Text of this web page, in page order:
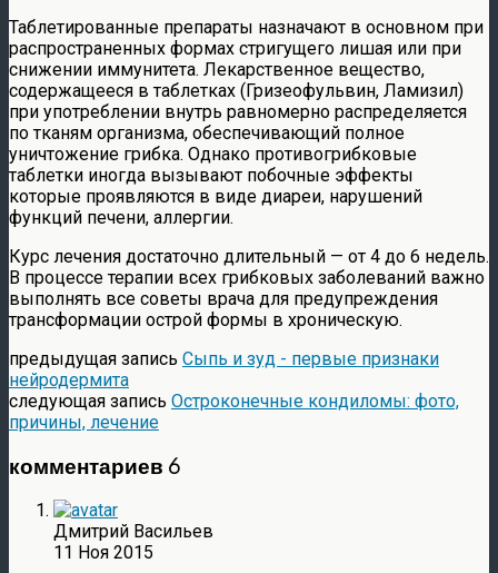
Таблетированные препараты назначают в основном при
распространенных формах стригущего лишая или при
снижении иммунитета. Лекарственное вещество,
содержащееся в таблетках (Гризеофульвин, Ламизил)
при употреблении внутрь равномерно распределяется
по тканям организма, обеспечивающий полное
уничтожение грибка. Однако противогрибковые
таблетки иногда вызывают побочные эффекты
которые проявляются в виде диареи, нарушений
функций печени, аллергии.
Курс лечения достаточно длительный — от 4 до 6 недель.
В процессе терапии всех грибковых заболеваний важно
выполнять все советы врача для предупреждения
трансформации острой формы в хроническую.
предыдущая запись Сыпь и зуд - первые признаки
нейродермита
следующая запись Остроконечные кондиломы: фото,
причины, лечение
комментариев 6
Дмитрий Васильев
11 Ноя 2015